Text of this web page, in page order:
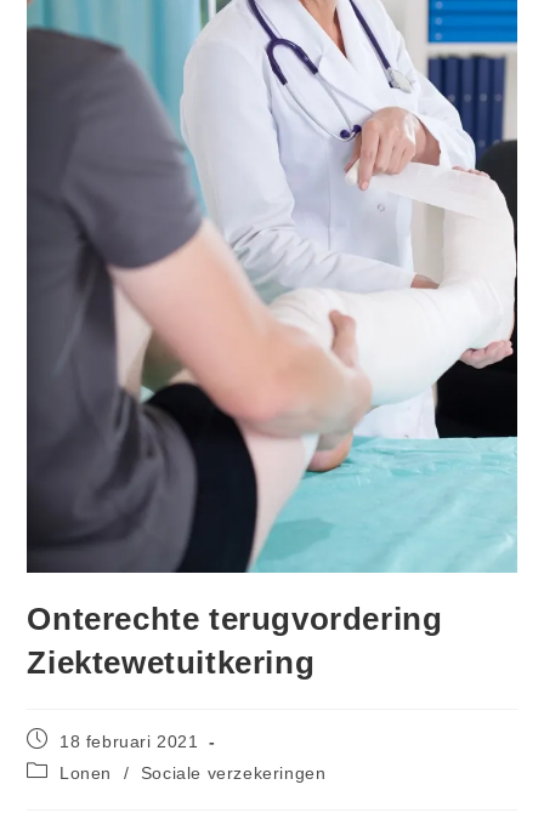
Onterechte terugvordering
Ziektewetuitkering
18 februari 2021
Lonen
/ Sociale verzekeringen